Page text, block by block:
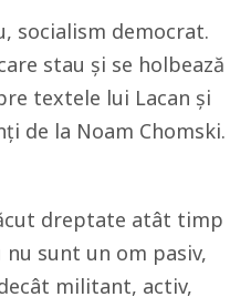
socialism democrat.
stau și se holbează
textele lui Lacan și
de la Noam Chomski.
dreptate atât timp
nu sunt un om pasiv,
militant, activ,